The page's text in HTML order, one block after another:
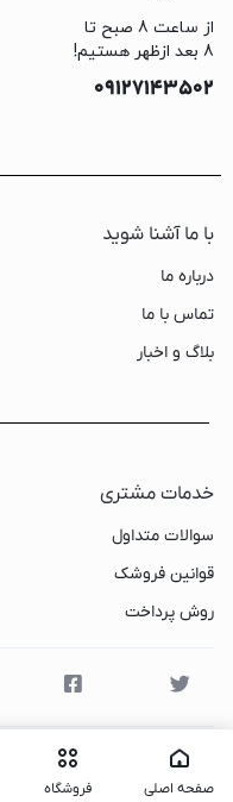
از ساعت 8 صبح تا
8 بعد ازظهر هستیم!
09127143502
با ما آشنا شوید
درباره ما
تماس با ما
بلاگ و اخبار
خدمات مشتری
سوالات متداول
قوانین فروشک
روش پرداخت
صفحه اصلی فروشگاه